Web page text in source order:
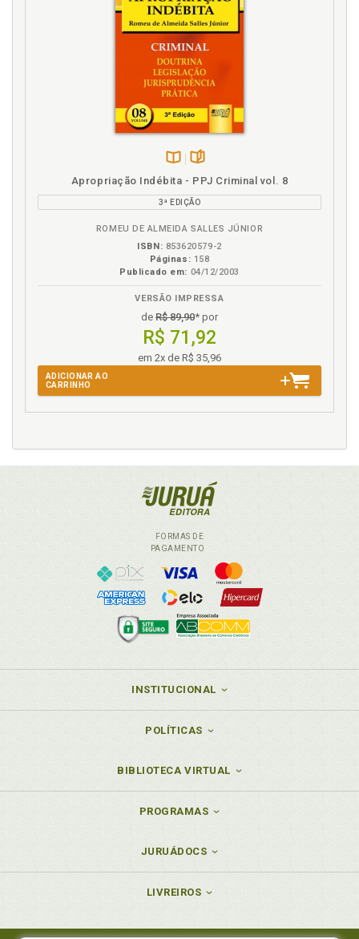
B.V.
Apropriação Indébita - PPJ Criminal vol. 8
3ª EDIÇÃO
ROMEU DE ALMEIDA SALLES JÚNIOR
ISBN: 853620579-2
Páginas: 158
Publicado em: 04/12/2003
VERSÃO IMPRESSA
de R$ 89,90* por
R$ 71,92
em 2x de R$ 35,96
ADICIONAR AO
CARRINHO
FORMAS DE
PAGAMENTO
INSTITUCIONAL
POLÍTICAS
BIBLIOTECA VIRTUAL
PROGRAMAS
JURUÁDOCS
LIVREIROS